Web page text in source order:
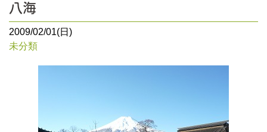
八海
2009/02/01(日)
未分類